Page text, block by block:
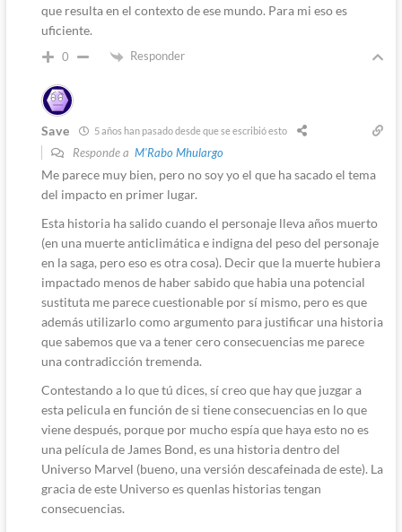
que resulta en el contexto de ese mundo. Para mi eso es
uficiente.
0 Responder
Save 5 años han pasado desde que se escribió esto
Responde a M'Rabo Mhulargo
Me parece muy bien, pero no soy yo el que ha sacado el tema
del impacto en primer lugar.
Esta historia ha salido cuando el personaje lleva años muerto
(en una muerte anticlimática e indigna del peso del personaje
en la saga, pero eso es otra cosa). Decir que la muerte hubiera
impactado menos de haber sabido que habia una potencial
sustituta me parece cuestionable por sí mismo, pero es que
además utilizarlo como argumento para justificar una historia
que sabemos que va a tener cero consecuencias me parece
una contradicción tremenda.
Contestando a lo que tú dices, sí creo que hay que juzgar a
esta pelicula en función de si tiene consecuencias en lo que
viene después, porque por mucho espía que haya esto no es
una película de James Bond, es una historia dentro del
Universo Marvel (bueno, una versión descafeinada de este). La
gracia de este Universo es quenlas historias tengan
consecuencias.